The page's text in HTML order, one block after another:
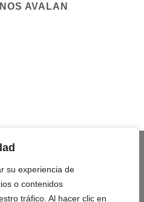
su experiencia de
o contenidos
tráfico. Al hacer clic en
AVALAN